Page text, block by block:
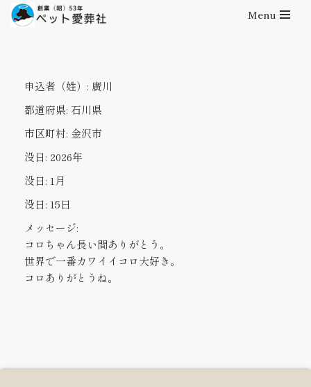
Menu
申込者（姓）: 廣川
都道府県: 石川県
市区町村: 金沢市
没日: 2026年
没日: 1月
没日: 15日
メッセージ:
コロちゃん長い間ありがとう。
世界で一番カワイイコロ大好き。
コロありがとうね。